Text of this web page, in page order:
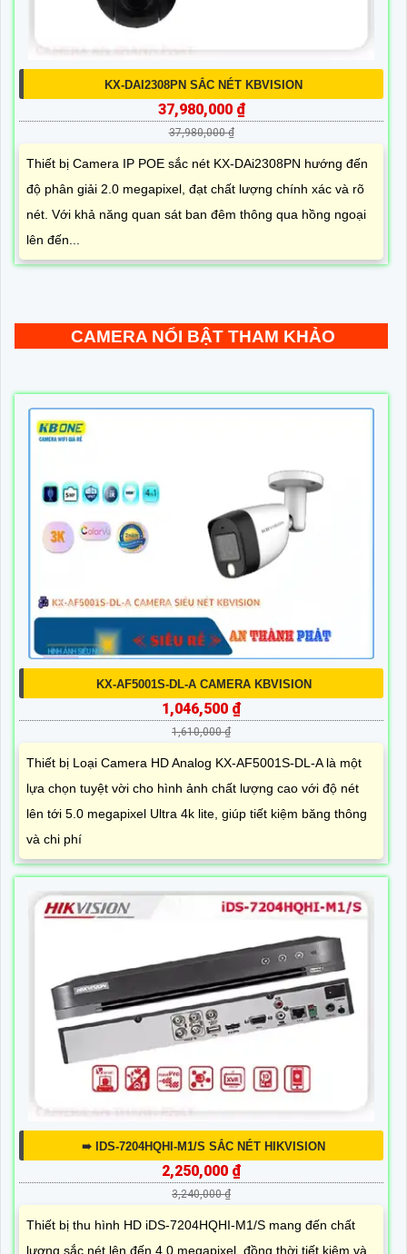
KX-DAI2308PN SẮC NÉT KBVISION
37,980,000 ₫
37,980,000 ₫
Thiết bị Camera IP POE sắc nét KX-DAi2308PN hướng đến
độ phân giải 2.0 megapixel, đạt chất lượng chính xác và rõ
nét. Với khả năng quan sát ban đêm thông qua hồng ngoại
lên đến...
CAMERA NỔI BẬT THAM KHẢO
KX-AF5001S-DL-A CAMERA KBVISION
1,046,500 ₫
1,610,000 ₫
Thiết bị Loại Camera HD Analog KX-AF5001S-DL-A là một
lựa chọn tuyệt vời cho hình ảnh chất lượng cao với độ nét
lên tới 5.0 megapixel Ultra 4k lite, giúp tiết kiệm băng thông
và chi phí
➠ IDS-7204HQHI-M1/S SẮC NÉT HIKVISION
2,250,000 ₫
3,240,000 ₫
Thiết bị thu hình HD iDS-7204HQHI-M1/S mang đến chất
lượng sắc nét lên đến 4.0 megapixel, đồng thời tiết kiệm và